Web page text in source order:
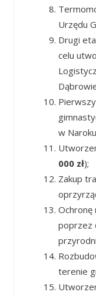
Urzędu
Drugi
celu
w
000 zł);
Zakup
Ochronę
poprzez
terenie